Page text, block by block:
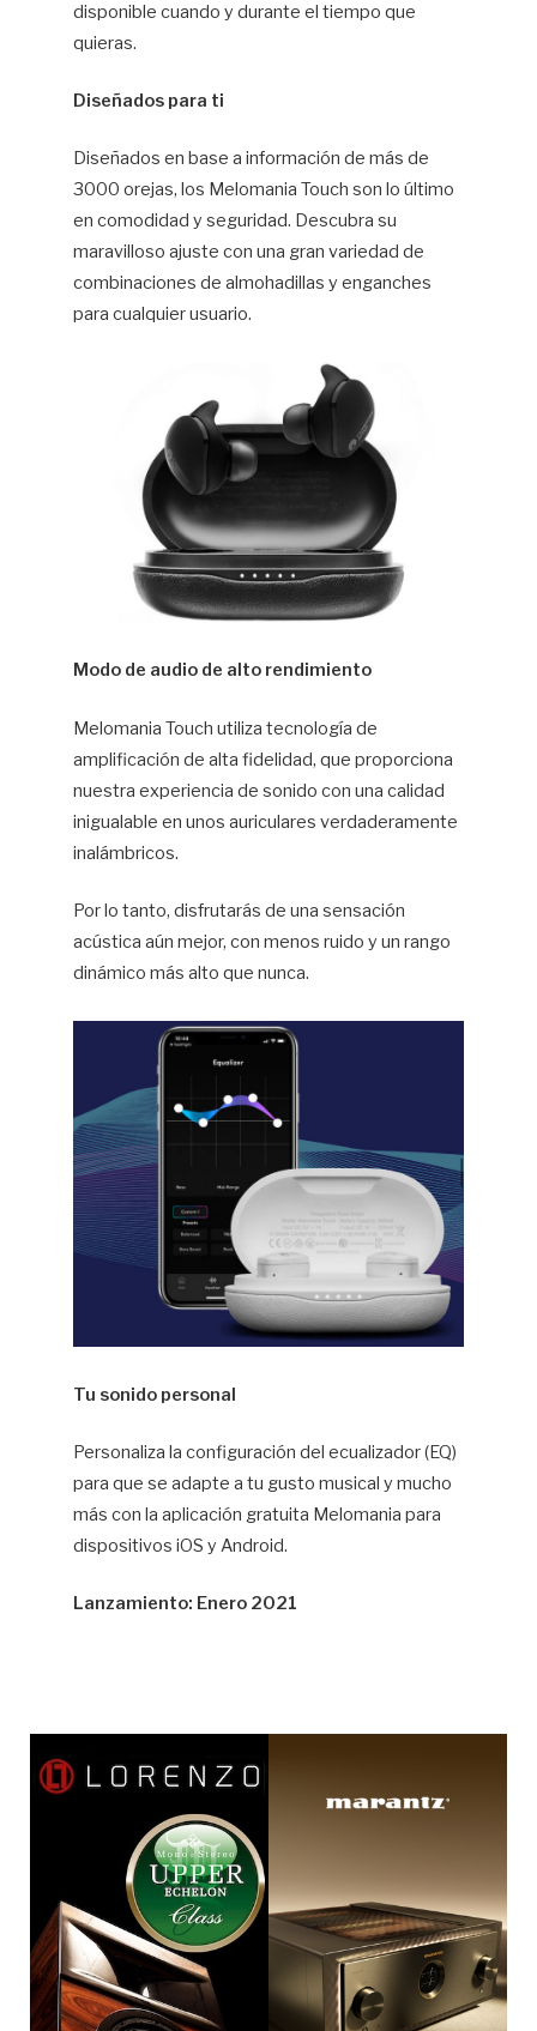
disponible cuando y durante el tiempo que
quieras.
Diseñados para ti
Diseñados en base a información de más de
3000 orejas, los Melomania Touch son lo último
en comodidad y seguridad. Descubra su
maravilloso ajuste con una gran variedad de
combinaciones de almohadillas y enganches
para cualquier usuario.
Modo de audio de alto rendimiento
Melomania Touch utiliza tecnología de
amplificación de alta fidelidad, que proporciona
nuestra experiencia de sonido con una calidad
inigualable en unos auriculares verdaderamente
inalámbricos.
Por lo tanto, disfrutarás de una sensación
acústica aún mejor, con menos ruido y un rango
dinámico más alto que nunca.
Tu sonido personal
Personaliza la configuración del ecualizador (EQ)
para que se adapte a tu gusto musical y mucho
más con la aplicación gratuita Melomania para
dispositivos iOS y Android.
Lanzamiento: Enero 2021